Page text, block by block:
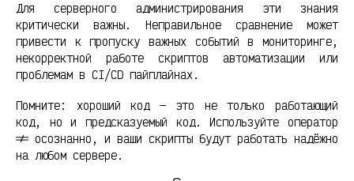
Для серверного администрирования эти знания
критически важны. Неправильное сравнение может
привести к пропуску важных событий в мониторинге,
некорректной работе скриптов автоматизации или
проблемам в CI/CD пайплайнах.
Помните: хороший код — это не только работающий
код, но и предсказуемый код. Используйте оператор
!= осознанно, и ваши скрипты будут работать надёжно
на любом сервере.